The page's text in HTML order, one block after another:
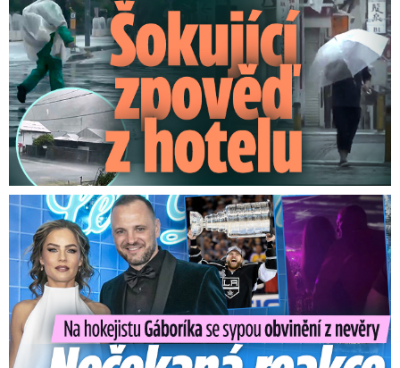
Na Gáboríka se sypou obvinění z nevěry: Reakce manželky!